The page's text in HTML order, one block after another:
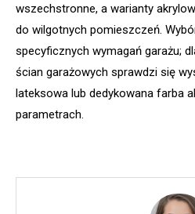
wszechstronne, a warianty
do wilgotnych pomieszczeń.
specyficznych wymagań garażu;
ścian garażowych sprawdzi się
lateksowa lub dedykowana farba
parametrach.